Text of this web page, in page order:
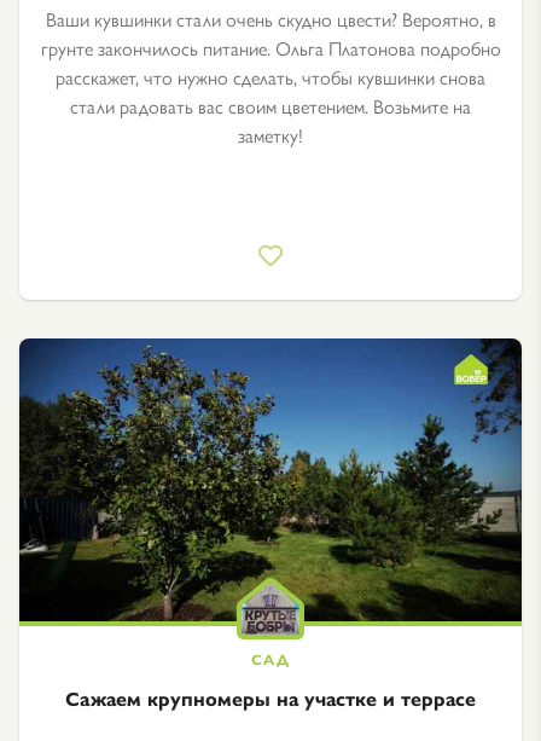
Ваши кувшинки стали очень скудно цвести? Вероятно, в
грунте закончилось питание. Ольга Платонова подробно
расскажет, что нужно сделать, чтобы кувшинки снова
стали радовать вас своим цветением. Возьмите на
заметку!
Сажаем крупномеры на участке и террасе